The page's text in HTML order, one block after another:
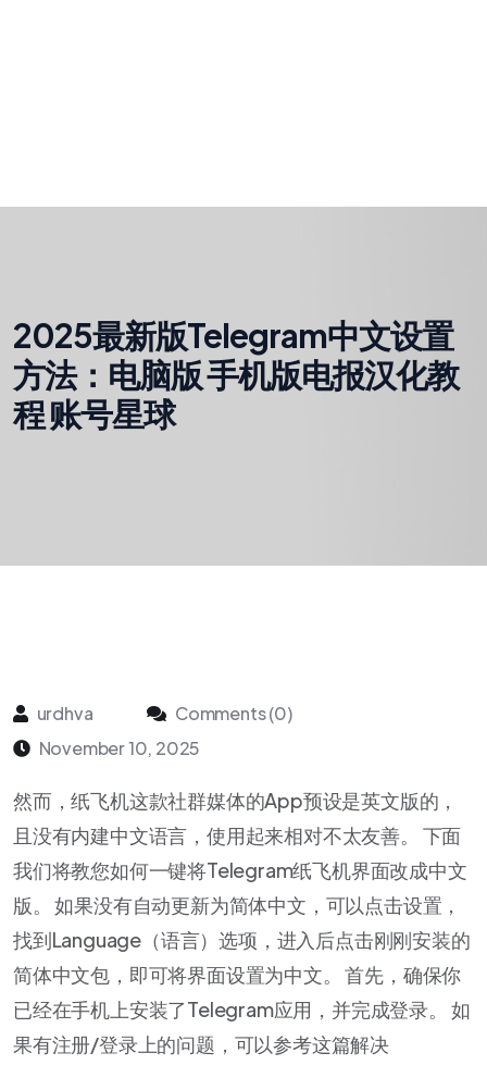
2025最新版Telegram中文设置
方法：电脑版 手机版电报汉化教
程 账号星球
urdhva
Comments (0)
November 10, 2025
然而，纸飞机这款社群媒体的App预设是英文版的，
且没有内建中文语言，使用起来相对不太友善。 下面
我们将教您如何一键将Telegram纸飞机界面改成中文
版。 如果没有自动更新为简体中文，可以点击设置，
找到Language（语言）选项，进入后点击刚刚安装的
简体中文包，即可将界面设置为中文。 首先，确保你
已经在手机上安装了Telegram应用，并完成登录。 如
果有注册/登录上的问题，可以参考这篇解决